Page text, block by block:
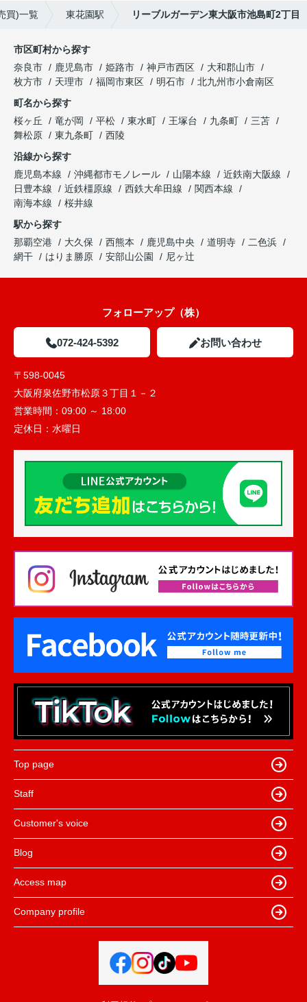
買)一覧 東花園駅 リーブルガーデン東大阪市池島町2丁目
市区町村から探す
奈良市
鹿児島市 姫路市 神戸市西区
大和郡山市
枚方市
天理市 福岡市東区 明石市
北九州市小倉南区
町名から探す
桜ヶ丘
竜が岡 平松 東水町 王塚台 九条町
三苫
舞松原
東九条町
西陵
沿線から探す
鹿児島本線
沖縄都市モノレール 山陽本線
近鉄南大阪線
日豊本線
近鉄橿原線 西鉄大牟田線
関西本線
南海本線
桜井線
駅から探す
那覇空港
大久保 西熊本 鹿児島中央 道明寺
二色浜
網干
はりま勝原 安部山公園 尼ヶ辻
フォローアップ（株）
072-424-5392 お問い合わせ
〒598-0045
大阪府泉佐野市松原３丁目１－２
営業時間： 09:00 ～ 18:00
定休日： 水曜日
Top page
Staff
Customer's voice
Blog
Access map
Company profile